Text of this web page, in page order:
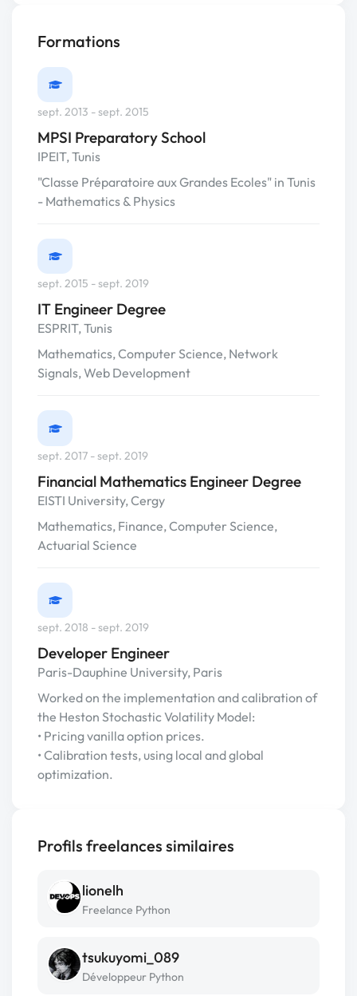
Formations
sept. 2013 - sept. 2015
MPSI Preparatory School
IPEIT, Tunis
"Classe Préparatoire aux Grandes Ecoles" in Tunis
- Mathematics & Physics
sept. 2015 - sept. 2019
IT Engineer Degree
ESPRIT, Tunis
Mathematics, Computer Science, Network
Signals, Web Development
sept. 2017 - sept. 2019
Financial Mathematics Engineer Degree
EISTI University, Cergy
Mathematics, Finance, Computer Science,
Actuarial Science
sept. 2018 - sept. 2019
Developer Engineer
Paris-Dauphine University, Paris
Worked on the implementation and calibration of
the Heston Stochastic Volatility Model:
• Pricing vanilla option prices.
• Calibration tests, using local and global
optimization.
Profils freelances similaires
lionelh
Freelance Python
tsukuyomi_089
Développeur Python